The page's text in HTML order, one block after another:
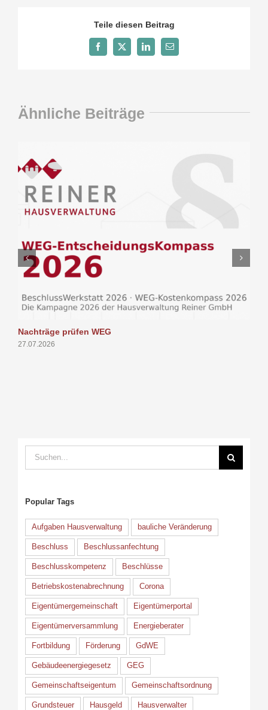
Teile diesen Beitrag
Facebook
X LinkedIn
E-
Mail
Ähnliche Beiträge
Nachträge prüfen WEG
27.07.2026
Suche
nach:
Popular Tags
Aufgaben Hausverwaltung bauliche Veränderung
Beschluss Beschlussanfechtung
Beschlusskompetenz Beschlüsse
Betriebskostenabrechnung Corona
Eigentümergemeinschaft Eigentümerportal
Eigentümerversammlung Energieberater
Fortbildung Förderung GdWE
Gebäudeenergiegesetz GEG
Gemeinschaftseigentum Gemeinschaftsordnung
Grundsteuer Hausgeld Hausverwalter